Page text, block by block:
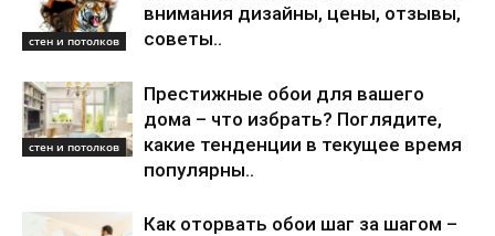
стен и потолков
внимания дизайны, цены, отзывы,
советы..
стен и потолков
Престижные обои для вашего
дома – что избрать? Поглядите,
какие тенденции в текущее время
популярны..
Как оторвать обои шаг за шагом –